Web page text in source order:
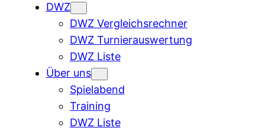
DWZ
DWZ Vergleichsrechner
DWZ Turnierauswertung
DWZ Liste
Über uns
Spielabend
Training
DWZ Liste